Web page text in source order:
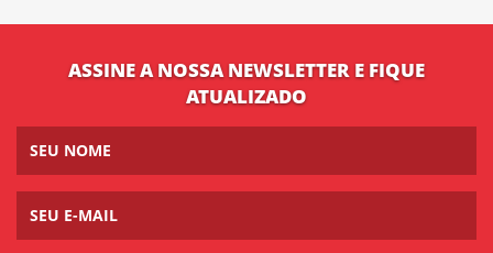
ASSINE A NOSSA NEWSLETTER E FIQUE
ATUALIZADO